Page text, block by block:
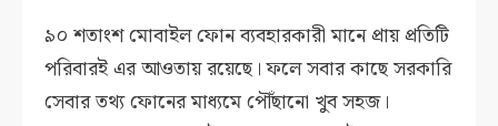
৯০ শতাংশ মোবাইল ফোন ব্যবহারকারী মানে প্রায় প্রতিটি
পরিবারই এর আওতায় রয়েছে। ফলে সবার কাছে সরকারি
সেবার তথ্য ফোনের মাধ্যমে পৌঁছানো খুব সহজ।